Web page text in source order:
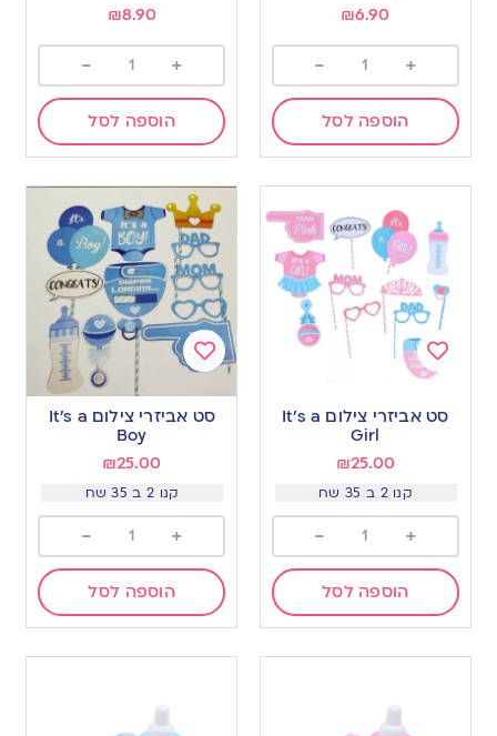
₪6.90
+
-
הוספה לסל
₪8.90
+
-
הוספה לסל
Add
to
סט אביזרי צילום It’s a
Girl
₪25.00
קנו 2 ב 35 שח
+
-
הוספה לסל
to
סט אביזרי צילום It’s a
Boy
₪25.00
קנו 2 ב 35 שח
+
-
הוספה לסל